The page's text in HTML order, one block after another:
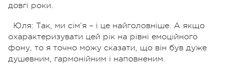
довгі роки.
Юля: Так, ми сім’я – і це найголовніше. А якщо
охарактеризувати цей рік на рівні емоційного
фону, то я точно можу сказати, що він був дуже
душевним, гармонійним і наповненим.